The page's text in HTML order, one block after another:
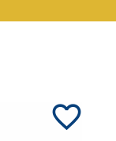
favorite_border